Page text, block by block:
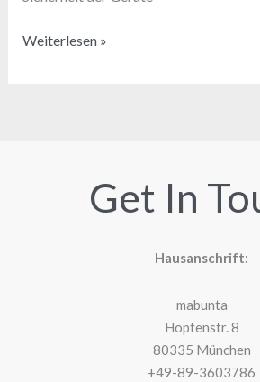
Wie
Weiterlesen »
Get In
Hausanschrift:
mabunta
Hopfenstr. 8
80335 München
+49-89-3603786